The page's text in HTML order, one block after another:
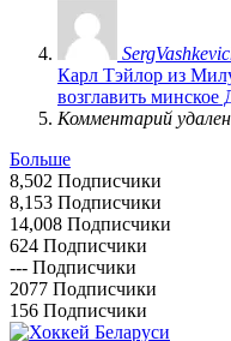
Карл Тэйлор из
возглавить минское
Комментарий удален
Больше
8,502 Подписчики
8,153 Подписчики
14,008 Подписчики
624 Подписчики
--- Подписчики
2077 Подписчики
156 Подписчики